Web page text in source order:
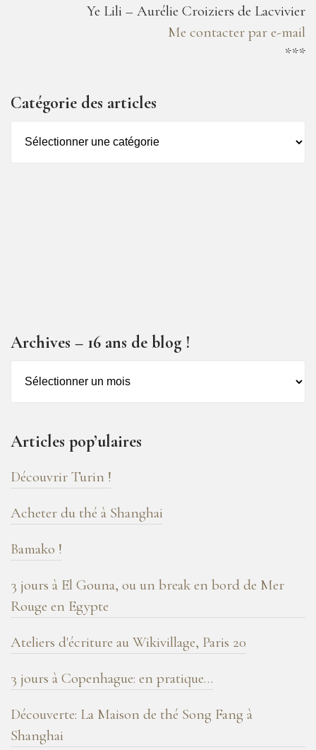
Ye Lili – Aurélie Croiziers de Lacvivier
Me contacter par e-mail
***
Catégorie des articles
des
Archives – 16 ans de blog !
de
blog
!
Articles pop’ulaires
Découvrir Turin !
Acheter du thé à Shanghai
Bamako !
3 jours à El Gouna, ou un break en bord de Mer
Rouge en Egypte
Ateliers d'écriture au Wikivillage, Paris 20
3 jours à Copenhague: en pratique…
Découverte: La Maison de thé Song Fang à
Shanghai